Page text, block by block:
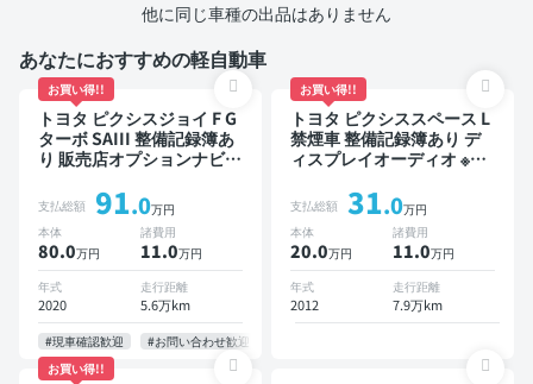
他に同じ車種の出品はありません
あなたにおすすめの軽自動車
お買い得!!
トヨタ ピクシスジョイ F G
ターボ SAIII 整備記録簿あ
り 販売店オプションナビ
トキー ETC バックモニタ
ー ドライブレコーダー 衝
突軽減
支払総額 91.0万円
本体
80.0万円
諸費用
11.0万円
年式
2020
走行距離
5.6万km
#現車確認歓迎 #お問い合わせ歓迎
お買い得!!
トヨタ ピクシススペース L
禁煙車 整備記録簿あり デ
ィスプレイオーディオ ※ナ
スキー ETC
支払総額 31.0万円
本体
20.0万円
諸費用
11.0万円
年式
2012
走行距離
7.9万km
お買い得!!